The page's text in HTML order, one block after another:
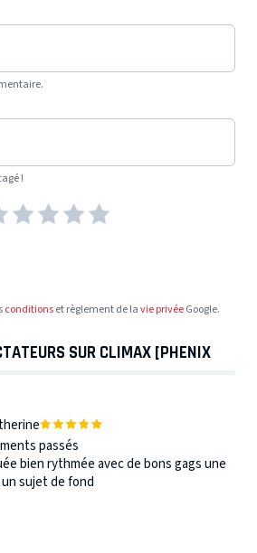
!
conditionset règlement de lavie privéeGoogle.
SUR CLIMAX [PHENIX
passés
bien rythmée avec de bons gags une
sujet de fond